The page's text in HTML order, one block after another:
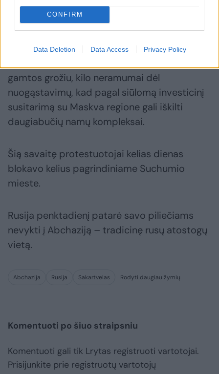
CONFIRM
Data Deletion Data Access Privacy Policy
„Tie, kurie užėmė prezidento administraciją,
turėtų išeiti“, – sakė jis.
gamtos grožiu, kilo neramumai dėl
nuogąstavimų, kad pagal siūlomą investicinį
susitarimą su Maskva regione gali iškilti
daugiabučių namų kompleksai.
Šią savaitę protestuotojai kelias dienas
blokavo kelius pagrindiniame Suchumio
mieste.
Rusija penktadienį patarė savo piliečiams
nevykti į Abchaziją – tradicinę rusų atostogų
vietą.
Abchazija Rusija Sakartvelas Rodyti daugiau žymių
Komentuoti po šiuo straipsniu
Komentuoti gali tik Lrytas registruoti vartotojai.
Prisijunkite prie registruotų vartotojų